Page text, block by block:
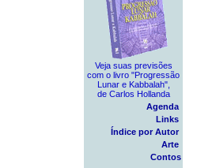
Veja suas previsões
com o livro "Progressão
Lunar e Kabbalah",
de Carlos Hollanda
Agenda
Links
Índice por Autor
Arte
Contos